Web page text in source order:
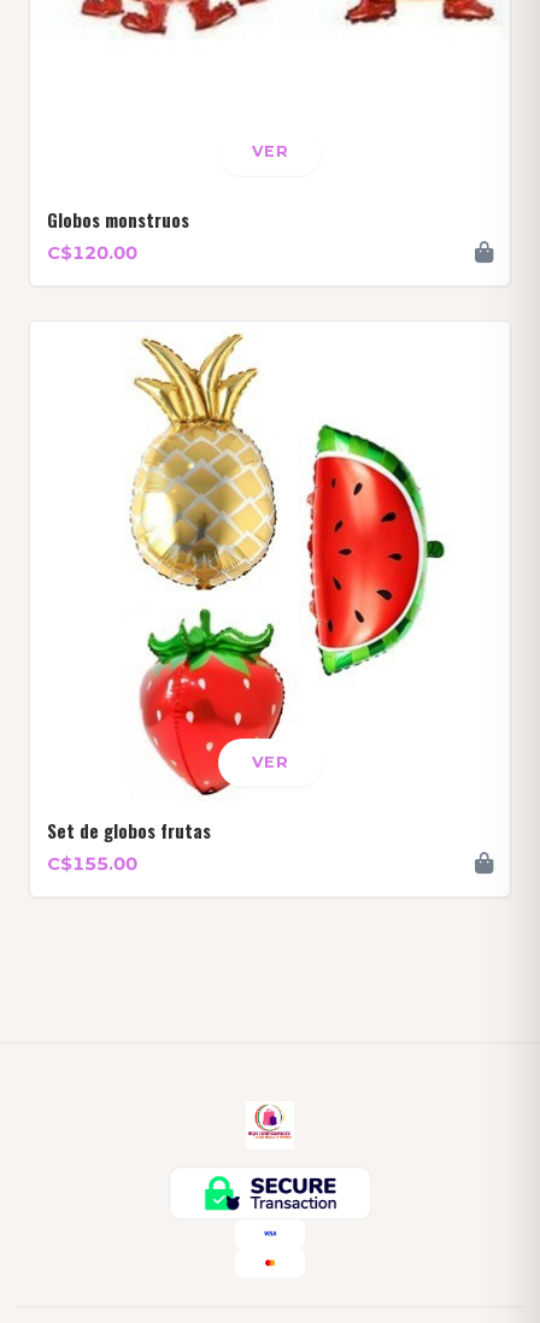
VER
Globos monstruos
C$120.00
VER
Set de globos frutas
C$155.00